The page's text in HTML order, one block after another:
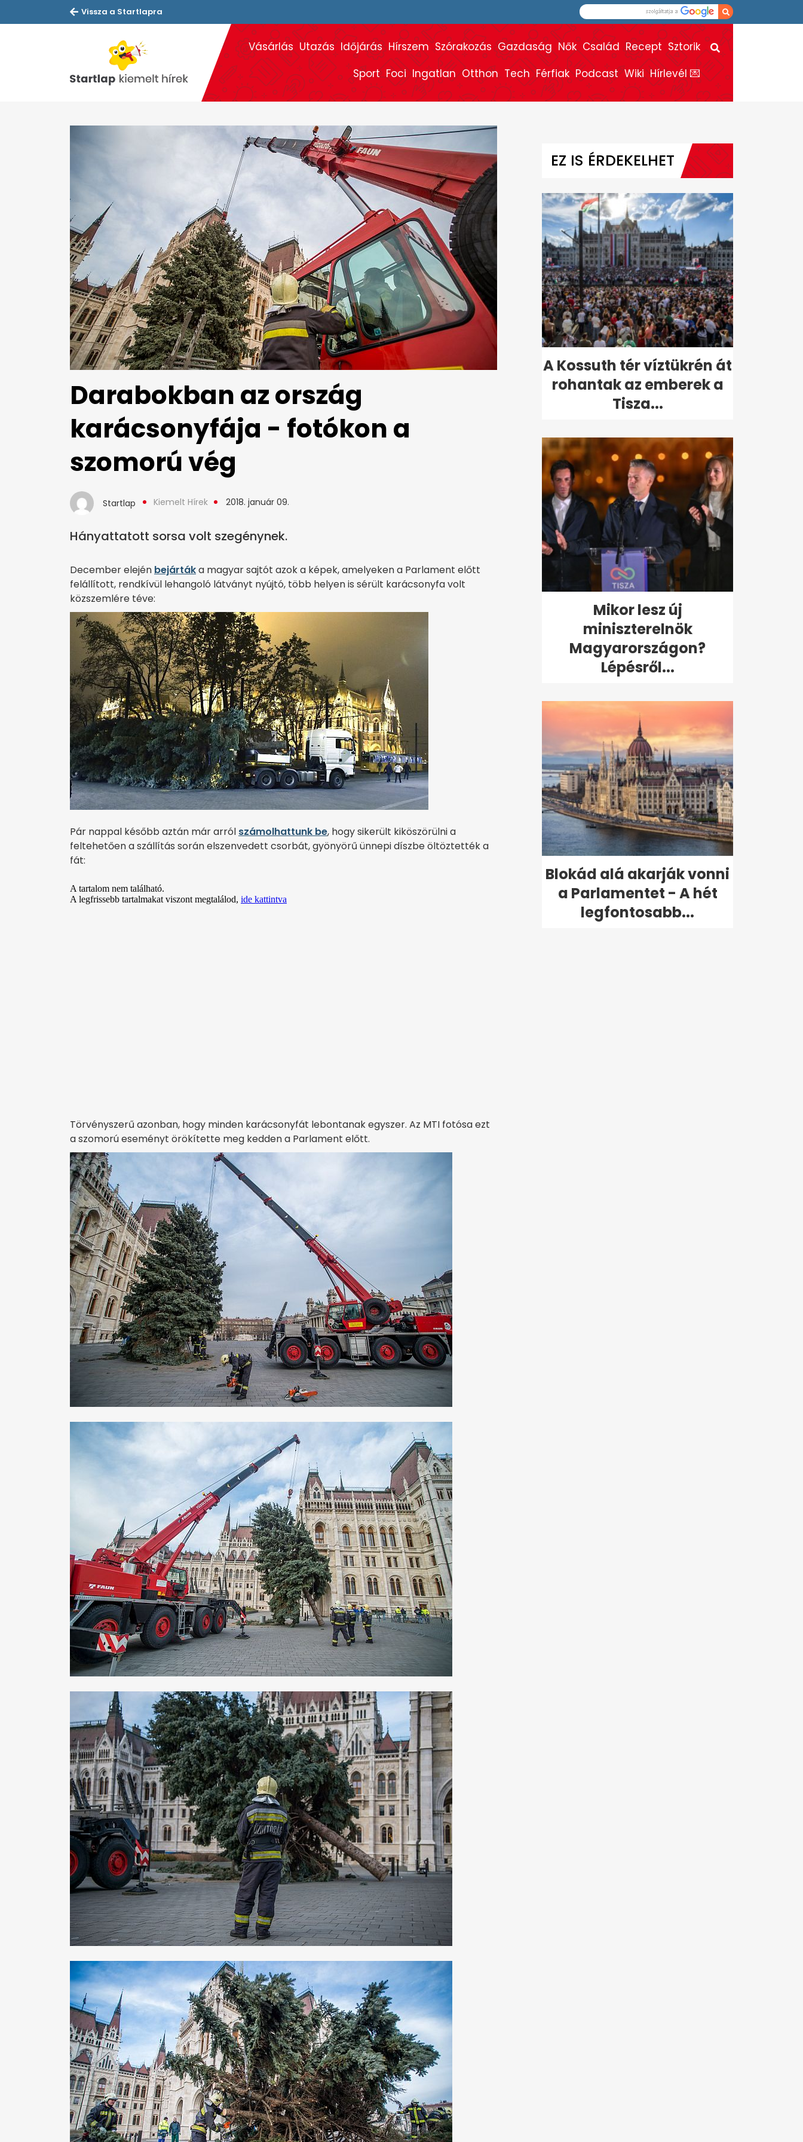
Vissza a Startlapra
Vásárlás Utazás Időjárás Hírszem Szórakozás Gazdaság Nők Család Recept Sztorik
Sport Foci Ingatlan Otthon Tech Férfiak Podcast Wiki Hírlevél 💌
Darabokban az ország
karácsonyfája - fotókon a
szomorú vég
Startlap Kiemelt Hírek 2018. január 09.
Hányattatott sorsa volt szegénynek.
December elején bejártáka magyar sajtót azok a képek, amelyeken a Parlament előtt
felállított, rendkívül lehangoló látványt nyújtó, több helyen is sérült karácsonyfa volt
közszemlére téve:
Pár nappal később aztán már arról számolhattunk be, hogy sikerült kiköszörülni a
feltehetően a szállítás során elszenvedett csorbát, gyönyörű ünnepi díszbe öltöztették a
fát:
Törvényszerű azonban, hogy minden karácsonyfát lebontanak egyszer. Az MTI fotósa ezt
a szomorú eseményt örökítette meg kedden a Parlament előtt.
EZ IS ÉRDEKELHET
A Kossuth tér víztükrén át
rohantak az emberek a
Tisza...
Mikor lesz új
miniszterelnök
Magyarországon?
Lépésről...
Blokád alá akarják vonni
a Parlamentet - A hét
legfontosabb...